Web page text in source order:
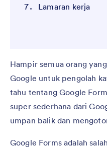
Lamaran kerja
Hampir semua orang
Google untuk pengolah
tahu tentang Google
super sederhana dari
umpan balik dan
Google Forms adalah